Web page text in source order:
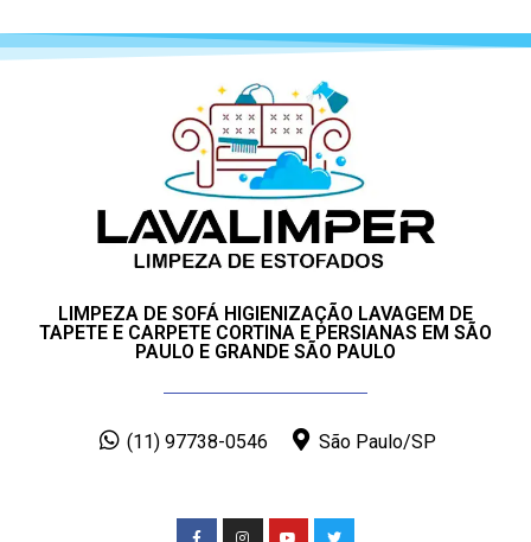
LIMPEZA DE SOFÁ HIGIENIZAÇÃO LAVAGEM DE
TAPETE E CARPETE CORTINA E PERSIANAS EM SÃO
PAULO E GRANDE SÃO PAULO
(11) 97738-0546 São Paulo/SP